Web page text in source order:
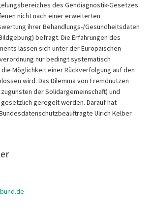
des Gendiagnostik-Gesetzes
nicht nach einer erweiterten
ihrer Behandlungs-/Gesundheitsdaten
befragt. Die Erfahrungen des
lassen sich unter der Europäischen
nur bedingt systematisch
Möglichkeit einer Rückverfolgung auf den
wird. Das Dilemma von Fremdnutzen
der Solidargemeinschaft) und
geregelt werden. Darauf hat
Ulrich Kelber